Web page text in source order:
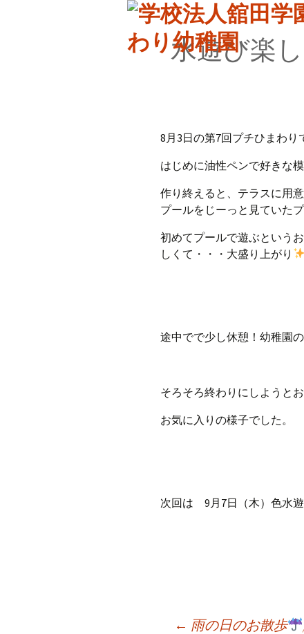
水遊び楽
8月3日の第7回プチひまわり
はじめに油性ペンで好きな
作り終えると、テラスに用
プールをじーっと見ていたプ
初めてプールで遊ぶという
しくて・・・大盛り上がり
途中でで少し休憩！幼稚園
そろそろ終わりにしようと
お気に入りの様子でした。
次回は 9月7日（木）色水遊
Post
← 雨の日のお散歩